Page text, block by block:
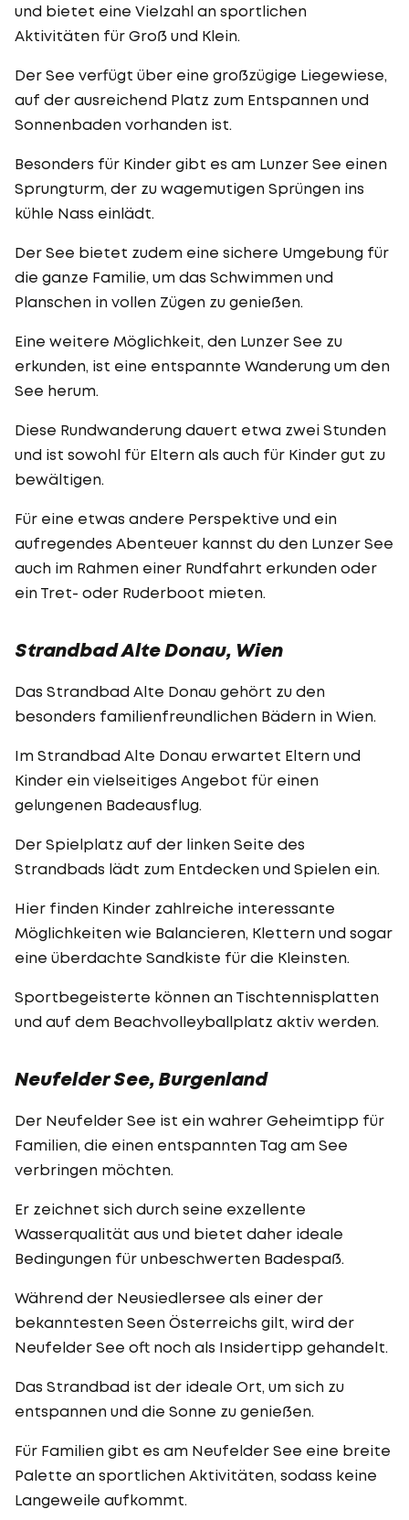
und bietet eine Vielzahl an sportlichen
Aktivitäten für Groß und Klein.
Der See verfügt über eine großzügige Liegewiese,
auf der ausreichend Platz zum Entspannen und
Sonnenbaden vorhanden ist.
Besonders für Kinder gibt es am Lunzer See einen
Sprungturm, der zu wagemutigen Sprüngen ins
kühle Nass einlädt.
Der See bietet zudem eine sichere Umgebung für
die ganze Familie, um das Schwimmen und
Planschen in vollen Zügen zu genießen.
Eine weitere Möglichkeit, den Lunzer See zu
erkunden, ist eine entspannte Wanderung um den
See herum.
Diese Rundwanderung dauert etwa zwei Stunden
und ist sowohl für Eltern als auch für Kinder gut zu
bewältigen.
Für eine etwas andere Perspektive und ein
aufregendes Abenteuer kannst du den Lunzer See
auch im Rahmen einer Rundfahrt erkunden oder
ein Tret- oder Ruderboot mieten.
Strandbad Alte Donau, Wien
Das Strandbad Alte Donau gehört zu den
besonders familienfreundlichen Bädern in Wien.
Im Strandbad Alte Donau erwartet Eltern und
Kinder ein vielseitiges Angebot für einen
gelungenen Badeausflug.
Der Spielplatz auf der linken Seite des
Strandbads lädt zum Entdecken und Spielen ein.
Hier finden Kinder zahlreiche interessante
Möglichkeiten wie Balancieren, Klettern und sogar
eine überdachte Sandkiste für die Kleinsten.
Sportbegeisterte können an Tischtennisplatten
und auf dem Beachvolleyballplatz aktiv werden.
Neufelder See, Burgenland
Der Neufelder See ist ein wahrer Geheimtipp für
Familien, die einen entspannten Tag am See
verbringen möchten.
Er zeichnet sich durch seine exzellente
Wasserqualität aus und bietet daher ideale
Bedingungen für unbeschwerten Badespaß.
Während der Neusiedlersee als einer der
bekanntesten Seen Österreichs gilt, wird der
Neufelder See oft noch als Insidertipp gehandelt.
Das Strandbad ist der ideale Ort, um sich zu
entspannen und die Sonne zu genießen.
Für Familien gibt es am Neufelder See eine breite
Palette an sportlichen Aktivitäten, sodass keine
Langeweile aufkommt.